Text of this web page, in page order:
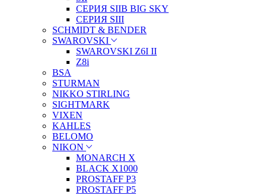
СЕРИЯ SIIB BIG SKY
СЕРИЯ SIII
SCHMIDT & BENDER
SWAROVSKI
SWAROVSKI Z6I II
Z8i
BSA
STURMAN
NIKKO STIRLING
SIGHTMARK
VIXEN
KAHLES
BELOMO
NIKON
MONARCH X
BLACK X1000
PROSTAFF P3
PROSTAFF P5